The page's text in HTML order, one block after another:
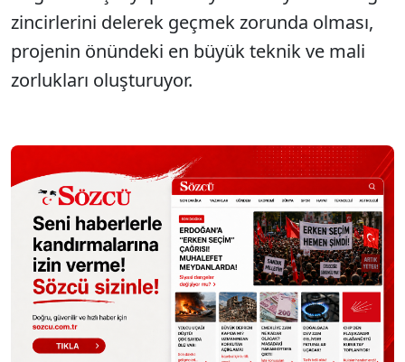
zincirlerini delerek geçmek zorunda olması,
projenin önündeki en büyük teknik ve mali
zorlukları oluşturuyor.